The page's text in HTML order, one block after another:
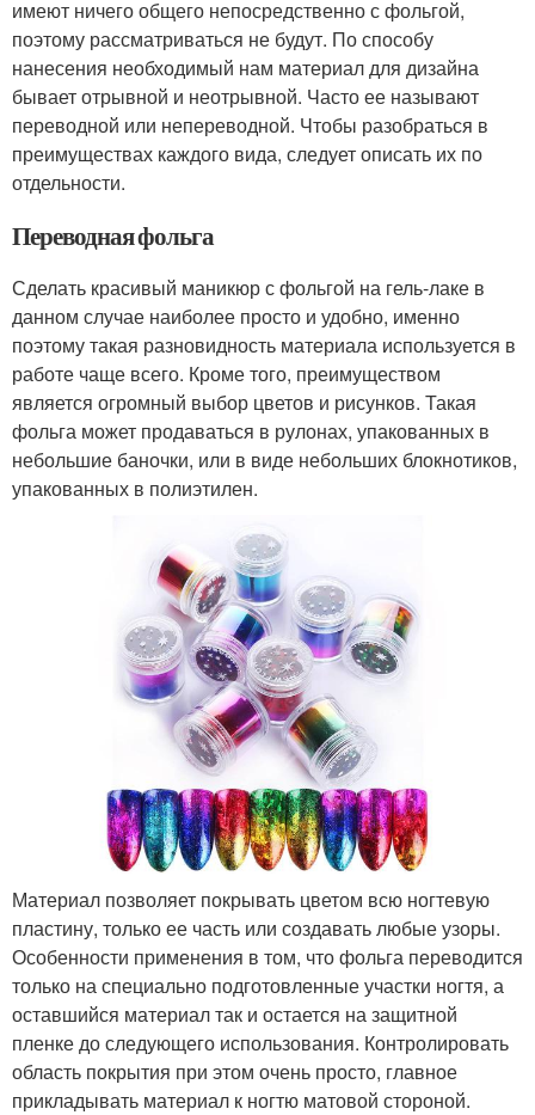
имеют ничего общего непосредственно с фольгой,
поэтому рассматриваться не будут. По способу
нанесения необходимый нам материал для дизайна
бывает отрывной и неотрывной. Часто ее называют
переводной или непереводной. Чтобы разобраться в
преимуществах каждого вида, следует описать их по
отдельности.
Переводная фольга
Сделать красивый маникюр с фольгой на гель-лаке в
данном случае наиболее просто и удобно, именно
поэтому такая разновидность материала используется в
работе чаще всего. Кроме того, преимуществом
является огромный выбор цветов и рисунков. Такая
фольга может продаваться в рулонах, упакованных в
небольшие баночки, или в виде небольших блокнотиков,
упакованных в полиэтилен.
Материал позволяет покрывать цветом всю ногтевую
пластину, только ее часть или создавать любые узоры.
Особенности применения в том, что фольга переводится
только на специально подготовленные участки ногтя, а
оставшийся материал так и остается на защитной
пленке до следующего использования. Контролировать
область покрытия при этом очень просто, главное
прикладывать материал к ногтю матовой стороной.